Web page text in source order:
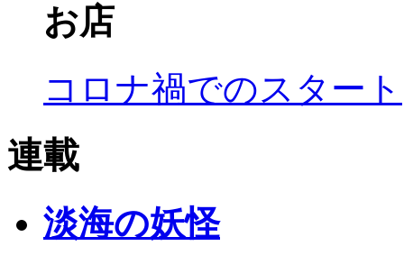
お店
コロナ禍でのスタート
連載
淡海の妖怪